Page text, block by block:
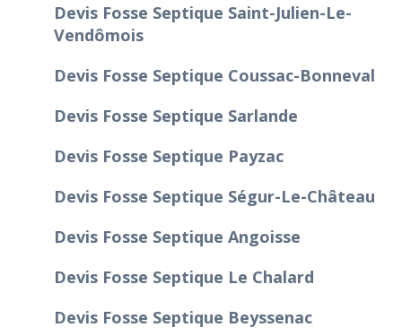
Devis Fosse Septique Saint-Julien-Le-
Vendômois
Devis Fosse Septique Coussac-Bonneval
Devis Fosse Septique Sarlande
Devis Fosse Septique Payzac
Devis Fosse Septique Ségur-Le-Château
Devis Fosse Septique Angoisse
Devis Fosse Septique Le Chalard
Devis Fosse Septique Beyssenac